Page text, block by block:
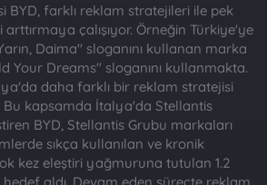
BYD, farklı reklam stratejileri ile pek
çalışıyor. Örneğin Türkiye'ye
Daima" sloganını kullanan marka
Your Dreams" sloganını kullanmakta.
daha farklı bir reklam stratejisi
Bu kapsamda İtalya'da Stellantis
BYD, Stellantis Grubu markaları
sıkça kullanılan ve kronik
kez eleştiri yağmuruna tutulan 1.2
hedef aldı. Devam eden süreçte reklam